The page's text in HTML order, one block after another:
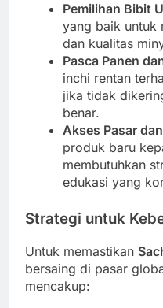
Pemilihan Bibit
yang baik untuk
dan kualitas
Pasca Panen
inchi rentan
jika tidak
benar.
Akses Pasar
produk baru
membutuhkan
edukasi yang
Strategi untuk
Untuk memastikan
bersaing di pasar
mencakup: